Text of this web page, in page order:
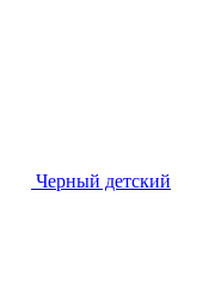
Черный детский